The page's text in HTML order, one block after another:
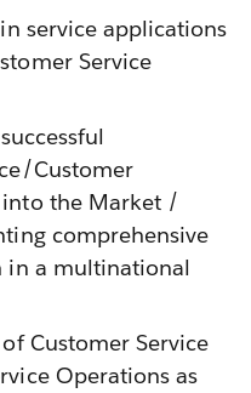
service applications
Service
Customer
into the Market /
comprehensive
in a multinational
Customer Service
Operations as